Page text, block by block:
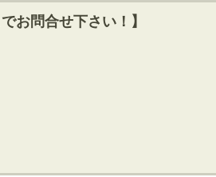
お問合せ下さい！】